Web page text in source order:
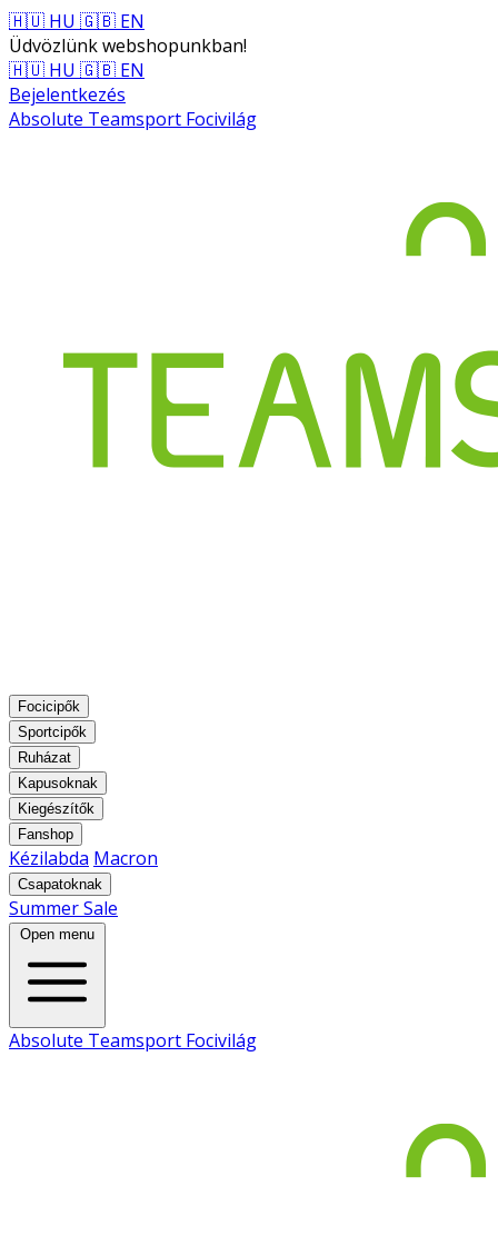
🇭🇺 HU 🇬🇧 EN
Üdvözlünk webshopunkban!
🇭🇺 HU 🇬🇧 EN
Bejelentkezés
Absolute Teamsport Focivilág
Focicipők
Sportcipők
Ruházat
Kapusoknak
Kiegészítők
Fanshop
Kézilabda Macron
Csapatoknak
Summer Sale
Open menu
Absolute Teamsport Focivilág